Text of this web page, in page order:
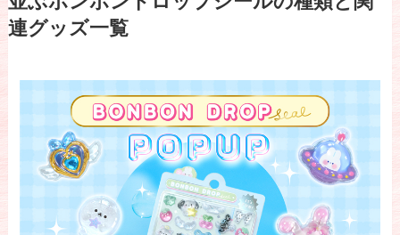
連グッズ一覧